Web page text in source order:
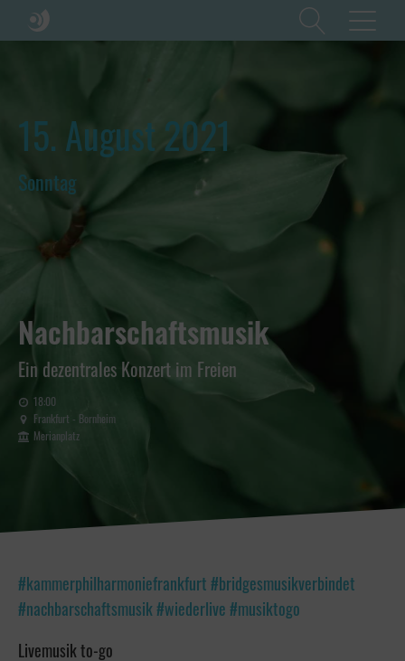
15. August 2021
Sonntag
Nachbarschaftsmusik
Ein dezentrales Konzert im Freien
18:00
Frankfurt - Bornheim
Merianplatz
#kammerphilharmoniefrankfurt #bridgesmusikverbindet
#nachbarschaftsmusik #wiederlive #musiktogo
Livemusik to-go